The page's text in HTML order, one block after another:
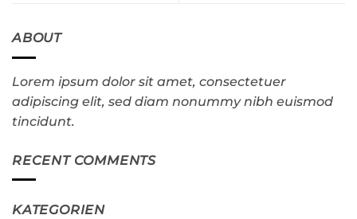
ABOUT
Lorem ipsum dolor sit amet, consectetuer
adipiscing elit, sed diam nonummy nibh euismod
tincidunt.
RECENT COMMENTS
KATEGORIEN